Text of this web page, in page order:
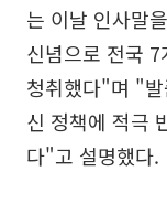
는 이날 인사말
신념으로 전국
청취했다"며 "
신 정책에 적극
다"고 설명했다.